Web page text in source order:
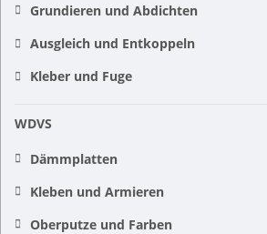
Grundieren und Abdichten
Ausgleich und Entkoppeln
Kleber und Fuge
WDVS
Dämmplatten
Kleben und Armieren
Oberputze und Farben